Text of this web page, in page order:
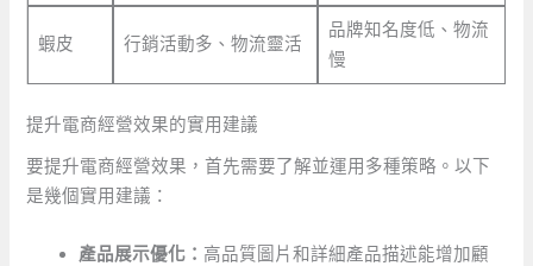
蝦皮 行銷活動多、物流靈活
品牌知名度低、物流
慢
提升電商經營效果的實用建議
要提升電商經營效果，首先需要了解並運用多種策略。以下
是幾個實用建議：
產品展示優化： 高品質圖片和詳細產品描述能增加顧